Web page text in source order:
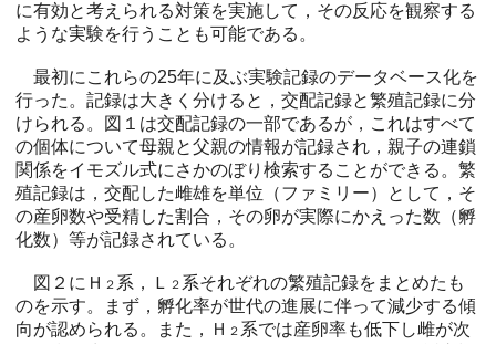
に有効と考えられる対策を実施して，その反応を観察する
ような実験を行うことも可能である。
最初にこれらの25年に及ぶ実験記録のデータベース化を
行った。記録は大きく分けると，交配記録と繁殖記録に分
けられる。図１は交配記録の一部であるが，これはすべて
の個体について母親と父親の情報が記録され，親子の連鎖
関係をイモズル式にさかのぼり検索することができる。繁
殖記録は，交配した雌雄を単位（ファミリー）として，そ
の産卵数や受精した割合，その卵が実際にかえった数（孵
化数）等が記録されている。
図２にＨ ２ 系，Ｌ ２ 系それぞれの繁殖記録をまとめたも
のを示す。まず，孵化率が世代の進展に伴って減少する傾
向が認められる。また，Ｈ ２ 系では産卵率も低下し雌が次